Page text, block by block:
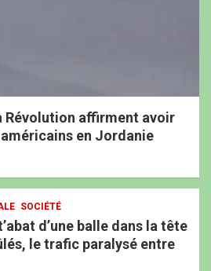
Révolution affirment avoir
en Jordanie
SOCIÉTÉ
d’une balle dans la tête
le trafic paralysé entre